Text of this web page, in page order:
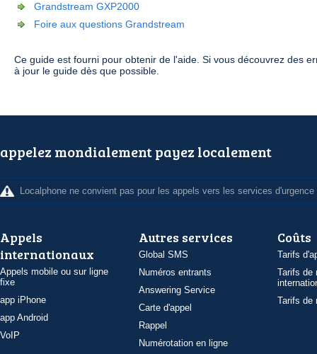
Grandstream GXP2000
Foire aux questions Grandstream
Ce guide est fourni pour obtenir de l'aide. Si vous découvrez des
à jour le guide dès que possible.
appelez mondialement payez localement
Localphone ne convient pas pour les appels vers les services d'urgence
Appels
internationaux
Appels mobile ou sur ligne
fixe
app iPhone
app Android
VoIP
Autres services
Global SMS
Numéros entrants
Answering Service
Carte d'appel
Rappel
Numérotation en ligne
Coûts
Tarifs
Tarifs de
Tarifs de